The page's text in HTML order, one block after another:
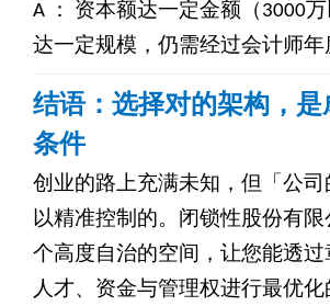
A
： 资本额达一定金额（3000
达一定规模，仍需经过会计师年
结语：选择对的架构，是
条件
创业的路上充满未知，但「公司
以精准控制的。闭锁性股份有
个高度自治的空间，让您能透
人才、资金与管理权进行最优化